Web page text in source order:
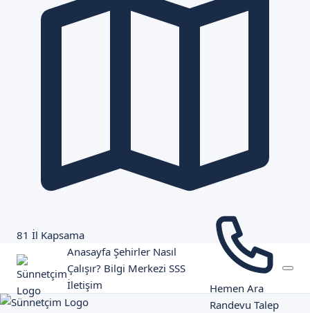
81 İl Kapsama
Anasayfa Şehirler Nasıl
Çalışır? Bilgi Merkezi SSS
İletişim
Hemen Ara
Randevu Talep